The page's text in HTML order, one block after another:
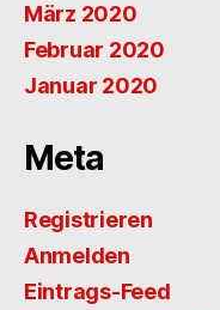
März 2020
Februar 2020
Januar 2020
Meta
Registrieren
Anmelden
Eintrags-Feed